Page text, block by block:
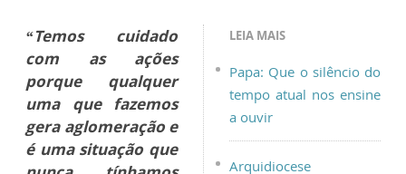
LEIA MAIS
Papa: Que o silêncio do
tempo atual nos ensine
a ouvir
Arquidiocese
“Temos cuidado
com as ações
porque qualquer
uma que fazemos
gera aglomeração e
é uma situação que